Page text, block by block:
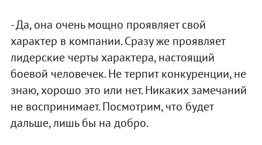
- Да, она очень мощно проявляет свой
характер в компании. Сразу же проявляет
лидерские черты характера, настоящий
боевой человечек. Не терпит конкуренции, не
знаю, хорошо это или нет. Никаких замечаний
не воспринимает. Посмотрим, что будет
дальше, лишь бы на добро.